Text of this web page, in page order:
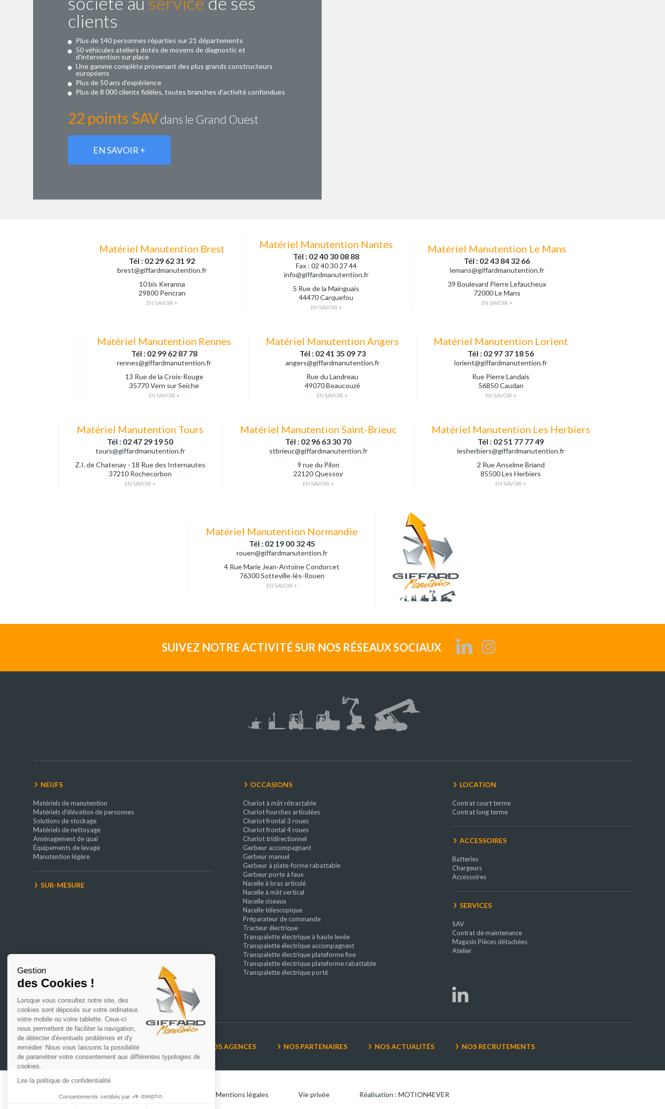
clients
Plus de 140 personnes réparties sur 21 départements
50 véhicules ateliers dotés de moyens de diagnostic et
d’intervention sur place
Une gamme complète provenant des plus grands constructeurs
européens
Plus de 50 ans d’expérience
Plus de 8 000 clients fidèles, toutes branches d’activité confondues
22 points SAVdans le Grand Ouest
EN SAVOIR +
Matériel Manutention Brest
Tél : 02 29 62 31 92
brest@giffardmanutention.fr
10 bis Keranna
29800 Pencran
EN SAVOIR +
Matériel Manutention Nantes
Tél : 02 40 30 08 88
Fax : 02 40 30 27 44
info@giffardmanutention.fr
5 Rue de la Mainguais
44470 Carquefou
EN SAVOIR +
Matériel Manutention Le Mans
Tél : 02 43 84 32 66
lemans@giffardmanutention.fr
39 Boulevard Pierre Lefaucheux
72000 Le Mans
EN SAVOIR +
Matériel Manutention Rennes
Tél : 02 99 62 87 78
rennes@giffardmanutention.fr
13 Rue de la Croix-Rouge
35770 Vern sur Seiche
EN SAVOIR +
Matériel Manutention Angers
Tél : 02 41 35 09 73
angers@giffardmanutention.fr
Rue du Landreau
49070 Beaucouzé
EN SAVOIR +
Matériel Manutention Lorient
Tél : 02 97 37 18 56
lorient@giffardmanutention.fr
Rue Pierre Landais
56850 Caudan
EN SAVOIR +
Matériel Manutention Tours
Tél : 02 47 29 19 50
tours@giffardmanutention.fr
Z.I. de Chatenay - 18 Rue des Internautes
37210 Rochecorbon
EN SAVOIR +
Matériel Manutention Saint-Brieuc
Tél : 02 96 63 30 70
stbrieuc@giffardmanutention.fr
9 rue du Pilon
22120 Quessoy
EN SAVOIR +
Matériel Manutention Les Herbiers
Tél : 02 51 77 77 49
lesherbiers@giffardmanutention.fr
2 Rue Anselme Briand
85500 Les Herbiers
EN SAVOIR +
Matériel Manutention Normandie
Tél : 02 19 00 32 45
rouen@giffardmanutention.fr
4 Rue Marie Jean-Antoine Condorcet
76300 Sotteville-lès-Rouen
EN SAVOIR +
SUIVEZ NOTRE ACTIVITÉ SUR NOS RÉSEAUX SOCIAUX
NEUFS
Matériels de manutention
Matériels d'élévation de personnes
Solutions de stockage
Matériels de nettoyage
Aménagement de quai
Équipements de levage
Manutention légère
SUR-MESURE
OCCASIONS
Chariot à mât rétractable
Chariot fourches articulées
Chariot frontal 3 roues
Chariot frontal 4 roues
Chariot tridirectionnel
Gerbeur accompagnant
Gerbeur manuel
Gerbeur à plate-forme rabattable
Gerbeur porte à faux
Nacelle à bras articulé
Nacelle à mât vertical
Nacelle ciseaux
Nacelle télescopique
Préparateur de commande
Tracteur électrique
Transpalette électrique à haute levée
Transpalette électrique accompagnant
Transpalette électrique plateforme fixe
Transpalette électrique plateforme rabattable
Transpalette électrique porté
LOCATION
Contrat court terme
Contrat long terme
ACCESSOIRES
Batteries
Chargeurs
Accessoires
SERVICES
SAV
Contrat de maintenance
Magasin Pièces détachées
Atelier
ENTREPRISE NOS AGENCES NOS PARTENAIRES NOS ACTUALITÉS NOS RECRUTEMENTS
Mentions légales Vie privée Réalisation : MOTION4EVER
Gestion
des Cookies !
Lorsque vous consultez notre site, des
cookies sont déposés sur votre ordinateur,
votre mobile ou votre tablette. Ceux-ci
nous permettent de faciliter la navigation,
de détecter d'éventuels problèmes et d'y
remédier. Nous vous laissons la possibilité
de paramétrer votre consentement aux différentes typologies de
cookies.
Lire la politique de confidentialité
Consentements certifiés par